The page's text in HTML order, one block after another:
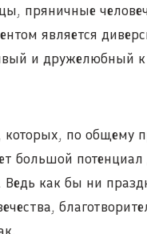
пряничные
является
и дружелюбный
по общему
большой потенциал
как бы ни